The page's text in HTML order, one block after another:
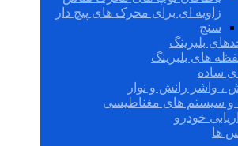
زاویه ای برای محرک های پیچ دار
سنج
بلبرینگ
های بلبرینگ
ساده
، واشر رانش و نوار
و سیستم های مغناطیسی
خودرو
ها